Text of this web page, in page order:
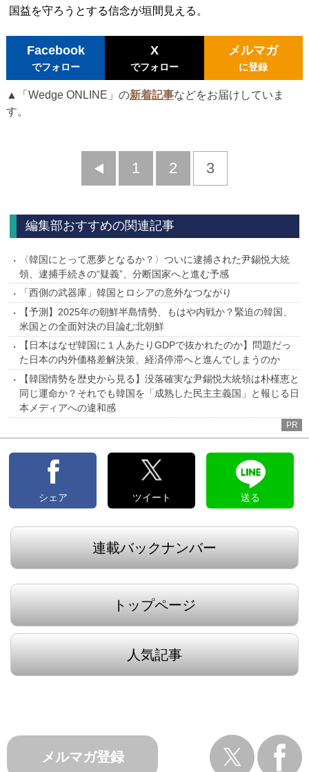
国益を守ろうとする信念が垣間見える。
Facebook
でフォロー
X
でフォロー
メルマガ
に登録
▲「Wedge ONLINE」の新着記事などをお届けしていま
す。
前
1 2 3
編集部おすすめの関連記事
〈韓国にとって悪夢となるか？〉ついに逮捕された尹錫悦大統
領、逮捕手続きの“疑義”、分断国家へと進む予感
「西側の武器庫」韓国とロシアの意外なつながり
【予測】2025年の朝鮮半島情勢、もはや内戦か？緊迫の韓国、
米国との全面対決の目論む北朝鮮
【日本はなぜ韓国に１人あたりGDPで抜かれたのか】問題だっ
た日本の内外価格差解決策、経済停滞へと進んでしまうのか
【韓国情勢を歴史から見る】没落確実な尹錫悦大統領は朴槿恵と
同じ運命か？それでも韓国を「成熟した民主主義国」と報じる日
本メディアへの違和感
PR
シェア ツイート 送る
連載バックナンバー
トップページ
人気記事
メルマガ登録